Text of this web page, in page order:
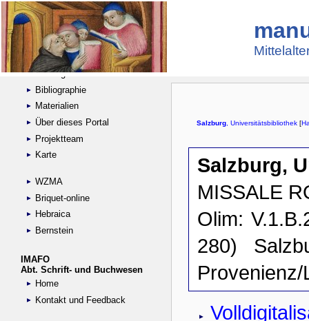
Suche
Handschriftensammlungen
Digitalisierte Handschriften
Kataloge
Bibliographie
Materialien
Über dieses Portal
Projektteam
Karte
WZMA
Briquet-online
Hebraica
Bernstein
IMAFO
Abt. Schrift- und Buchwesen
Home
Kontakt und Feedback